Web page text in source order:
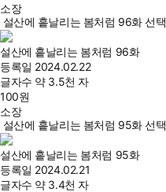
소장
설산에 흩날리는 봄처럼 96화 선택
설산에 흩날리는 봄처럼 96화
등록일 2024.02.22
글자수 약 3.5천 자
100원
소장
설산에 흩날리는 봄처럼 95화 선택
설산에 흩날리는 봄처럼 95화
등록일 2024.02.21
글자수 약 3.4천 자